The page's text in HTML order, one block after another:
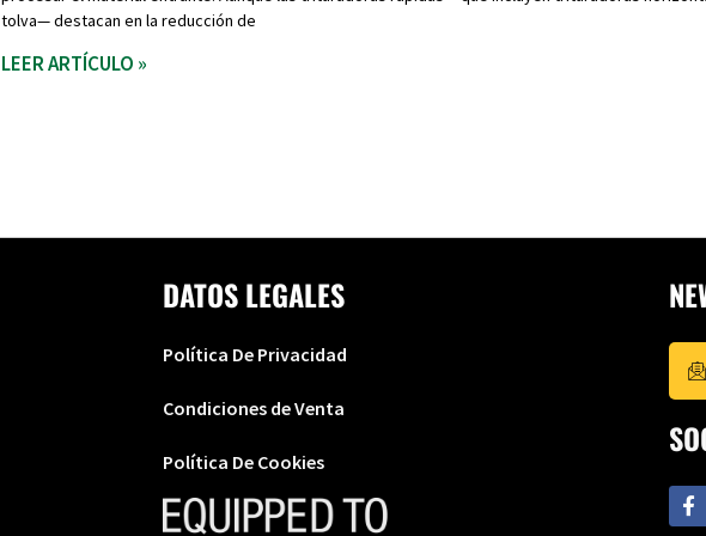
tolva— destacan en la reducción de
LEER ARTÍCULO »
DATOS LEGALES
Política De Privacidad
Condiciones de Venta
Política De Cookies
F
a